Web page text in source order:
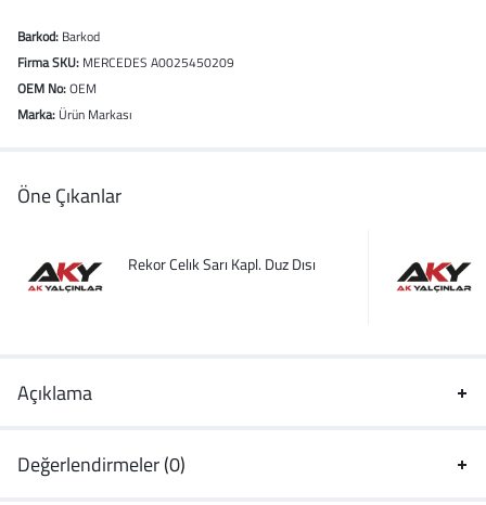
Barkod: Barkod
Firma SKU: MERCEDES A0025450209
OEM No:OEM
Marka: Ürün Markası
Öne Çıkanlar
Rekor Celık Sarı Kapl. Duz Dısı
Açıklama
Değerlendirmeler (0)